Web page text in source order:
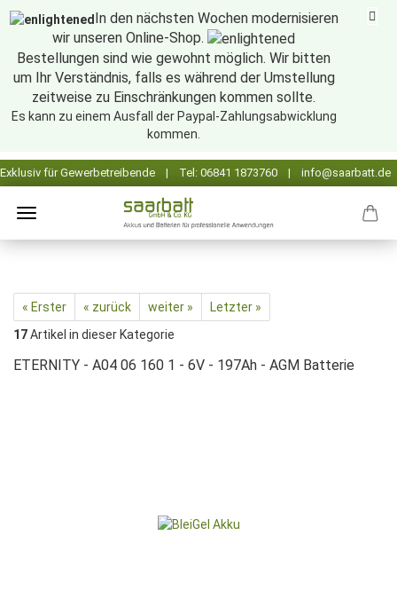
In den nächsten Wochen modernisieren
wir unseren Online-Shop.
Bestellungen sind wie gewohnt möglich. Wir bitten
um Ihr Verständnis, falls es während der Umstellung
zeitweise zu Einschränkungen kommen sollte.
Es kann zu einem Ausfall der Paypal-Zahlungsabwicklung
kommen.
« Erster « zurück weiter »
Letzter »
17Artikel in dieser Kategorie
ETERNITY - A04 06 160 1 - 6V - 197Ah - AGM Batterie